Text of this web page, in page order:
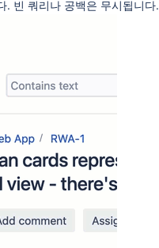
. 빈 쿼리나 공백은 무시됩니다.